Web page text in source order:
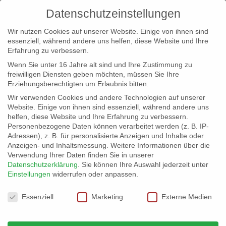
info@erfolgreich-events.de
+4940 46 777 230
Datenschutzeinstellungen
Wir nutzen Cookies auf unserer Website. Einige von ihnen sind
essenziell, während andere uns helfen, diese Website und Ihre
Erfahrung zu verbessern.
Wenn Sie unter 16 Jahre alt sind und Ihre Zustimmung zu
freiwilligen Diensten geben möchten, müssen Sie Ihre
Erziehungsberechtigten um Erlaubnis bitten.
Wir verwenden Cookies und andere Technologien auf unserer
Website. Einige von ihnen sind essenziell, während andere uns
helfen, diese Website und Ihre Erfahrung zu verbessern.
Personenbezogene Daten können verarbeitet werden (z. B. IP-
Adressen), z. B. für personalisierte Anzeigen und Inhalte oder
Anzeigen- und Inhaltsmessung. Weitere Informationen über die
Verwendung Ihrer Daten finden Sie in unserer
Datenschutzerklärung
Sie können Ihre Auswahl jederzeit unter
Einstellungen widerrufen oder anpassen.
Datenschutzeinstellungen
Essenziell Marketing Externe Medien